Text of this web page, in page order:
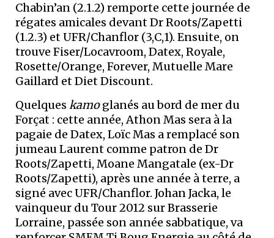
Chabin’an (2.1.2) remporte cette journée de
régates amicales devant Dr Roots/Zapetti
(1.2.3) et UFR/Chanflor (3,C,1). Ensuite, on
trouve Fiser/Locavroom, Datex, Royale,
Rosette/Orange, Forever, Mutuelle Mare
Gaillard et Diet Discount.
Quelques kamoglanés au bord de mer du
Forçat : cette année, Athon Mas sera à la
pagaie de Datex, Loïc Mas a remplacé son
jumeau Laurent comme patron de Dr
Roots/Zapetti, Moane Mangatale (ex-Dr
Roots/Zapetti), après une année à terre, a
signé avec UFR/Chanflor. Johan Jacka, le
vainqueur du Tour 2012 sur Brasserie
Lorraine, passée son année sabbatique, va